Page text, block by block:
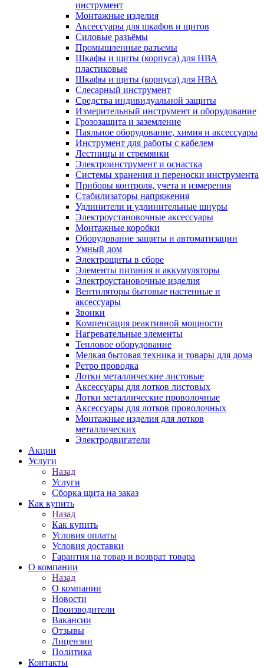
инструмент
Монтажные изделия
Аксессуары для шкафов и щитов
Силовые разъёмы
Промышленные разъемы
Шкафы и щиты (корпуса) для НВА
пластиковые
Шкафы и щиты (корпуса) для НВА
Слесарный инструмент
Средства индивидуальной защиты
Измерительный инструмент и оборудование
Грозозащита и заземление
Паяльное оборудование, химия и аксессуары
Инструмент для работы с кабелем
Лестницы и стремянки
Электроинструмент и оснастка
Системы хранения и переноски инструмента
Приборы контроля, учета и измерения
Стабилизаторы напряжения
Удлинители и удлинительные шнуры
Электроустановочные аксессуары
Монтажные коробки
Оборудование защиты и автоматизации
Умный дом
Электрощиты в сборе
Элементы питания и аккумуляторы
Электроустановочные изделия
Вентиляторы бытовые настенные и
аксессуары
Звонки
Компенсация реактивной мощности
Нагревательные элементы
Тепловое оборудование
Мелкая бытовая техника и товары для дома
Ретро проводка
Лотки металлические листовые
Аксессуары для лотков листовых
Лотки металлические проволочные
Аксессуары для лотков проволочных
Монтажные изделия для лотков
металлических
Электродвигатели
Акции
Услуги
Назад
Услуги
Сборка щита на заказ
Как купить
Назад
Как купить
Условия оплаты
Условия доставки
Гарантия на товар и возврат товара
О компании
Назад
О компании
Новости
Производители
Вакансии
Отзывы
Лицензии
Политика
Контакты